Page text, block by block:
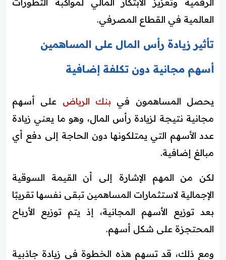
العالمية في القطاع المصرفي.
تأثير زيادة رأس المال على المساهمين
أسهم مجانية دون تكلفة إضافية
يحصل المساهمون في بنك الرياض على أسهم
مجانية نتيجة لزيادة رأس المال، وهو ما يعني زيادة
عدد الأسهم التي يمتلكونها دون الحاجة إلى دفع أي
مبالغ إضافية.
لكن من المهم الإشارة إلى أن القيمة السوقية
الإجمالية لاستثمارات المساهمين تبقى نفسها تقريبًا
بعد توزيع الأسهم المجانية، إذ يتم توزيع الأرباح
المحتجزة على شكل أسهم.
ومع ذلك، قد تسهم هذه الخطوة في زيادة جاذبية